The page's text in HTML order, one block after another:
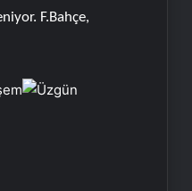
F.Bahçe,